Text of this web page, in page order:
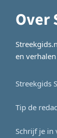
Over
en
Streekgids
Tip de
Schrijf je in